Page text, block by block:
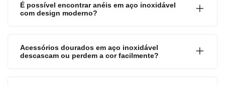
É possível encontrar anéis em aço inoxidável
com design moderno?
Acessórios dourados em aço inoxidável
descascam ou perdem a cor facilmente?